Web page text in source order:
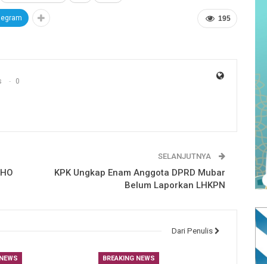
195
0
SELANJUTNYA
KPK Ungkap Enam Anggota DPRD Mubar
Belum Laporkan LHKPN
Dari Penulis
BREAKING NEWS